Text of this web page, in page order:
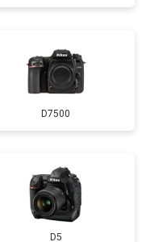
D7500
D5